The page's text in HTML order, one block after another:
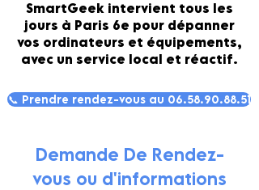
SmartGeek intervient tous les
jours à Paris 6e pour dépanner
vos ordinateurs et équipements,
avec un service local et réactif.
📞 Prendre rendez-vous au 06.58.90.88.51
Demande De Rendez-
vous ou d'informations